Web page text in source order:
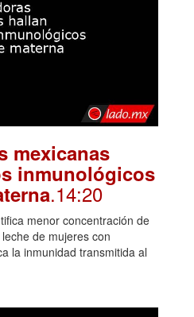
mexicanas
inmunológicos
.14:20
menor concentración de
de mujeres con
la inmunidad transmitida al